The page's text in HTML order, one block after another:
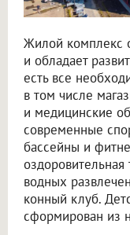
Жилой комплекс
и обладает
есть все
в том числе
и медицинские
современные
бассейны и
оздоровительная
водных
конный клуб.
сформирован из